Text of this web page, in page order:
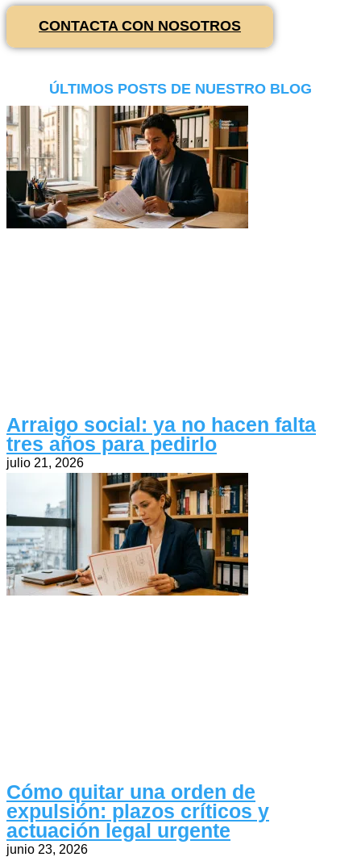
CONTACTA CON NOSOTROS
ÚLTIMOS POSTS DE NUESTRO BLOG
Arraigo social: ya no hacen falta
tres años para pedirlo
julio 21, 2026
Cómo quitar una orden de
expulsión: plazos críticos y
actuación legal urgente
junio 23, 2026